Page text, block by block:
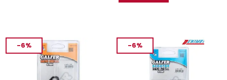
-6% -6%